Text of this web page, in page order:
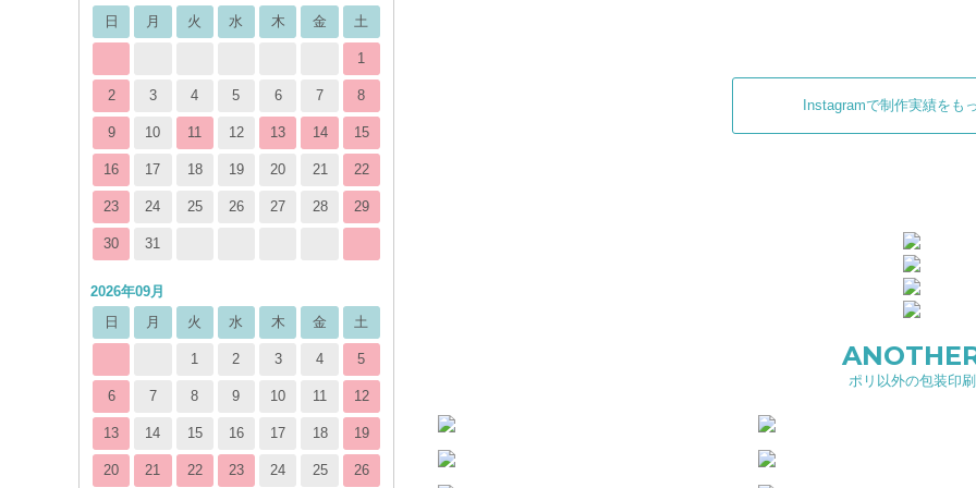
日 月 火 水 木 金 土
1
2 3 4 5 6 7 8
9 10 11 12 13 14 15
16 17 18 19 20 21 22
23 24 25 26 27 28 29
30 31
2026年09月
日
月 火 水 木 金 土
1 2 3 4 5
6 7 8 9 10 11 12
13 14 15 16 17 18 19
20 21 22 23 24 25 26
Instagramで制作実績をも
ポリ以外の包装印刷